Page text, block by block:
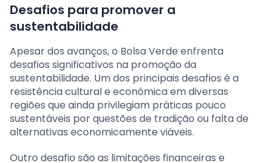
Desafios para promover a
sustentabilidade
Apesar dos avanços, o Bolsa Verde enfrenta
desafios significativos na promoção da
sustentabilidade. Um dos principais desafios é a
resistência cultural e econômica em diversas
regiões que ainda privilegiam práticas pouco
sustentáveis por questões de tradição ou falta de
alternativas economicamente viáveis.
Outro desafio são as limitações financeiras e